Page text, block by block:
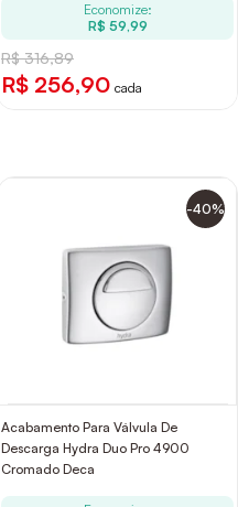
Economize:
R$ 59,99
R$ 316,89
R$ 256,90 cada
-40%
Acabamento Para Válvula De
Descarga Hydra Duo Pro 4900
Cromado Deca